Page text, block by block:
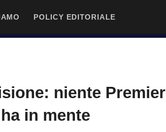
POLICY EDITORIALE
niente Premier
in mente